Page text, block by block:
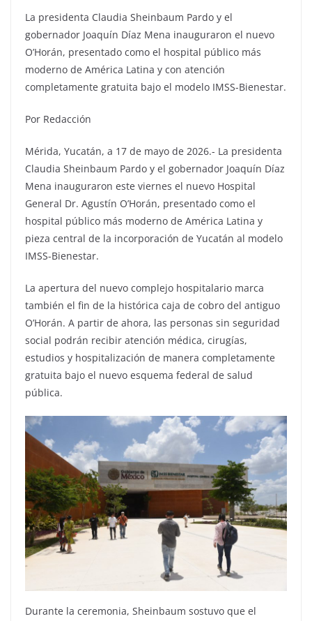
La presidenta Claudia Sheinbaum Pardo y el
gobernador Joaquín Díaz Mena inauguraron el nuevo
O’Horán, presentado como el hospital público más
moderno de América Latina y con atención
completamente gratuita bajo el modelo IMSS-Bienestar.
Por Redacción
Mérida, Yucatán, a 17 de mayo de 2026.- La presidenta
Claudia Sheinbaum Pardo y el gobernador Joaquín Díaz
Mena inauguraron este viernes el nuevo Hospital
General Dr. Agustín O’Horán, presentado como el
hospital público más moderno de América Latina y
pieza central de la incorporación de Yucatán al modelo
IMSS-Bienestar.
La apertura del nuevo complejo hospitalario marca
también el fin de la histórica caja de cobro del antiguo
O’Horán. A partir de ahora, las personas sin seguridad
social podrán recibir atención médica, cirugías,
estudios y hospitalización de manera completamente
gratuita bajo el nuevo esquema federal de salud
pública.
Durante la ceremonia, Sheinbaum sostuvo que el